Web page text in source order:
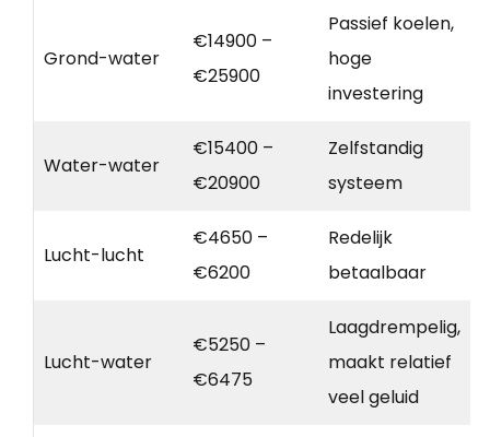
Grond-water
€14900 –
€25900
Passief koelen,
hoge
investering
Water-water
€15400 –
€20900
Zelfstandig
systeem
Lucht-lucht
€4650 –
€6200
Redelijk
betaalbaar
Lucht-water
€5250 –
€6475
Laagdrempelig,
maakt relatief
veel geluid